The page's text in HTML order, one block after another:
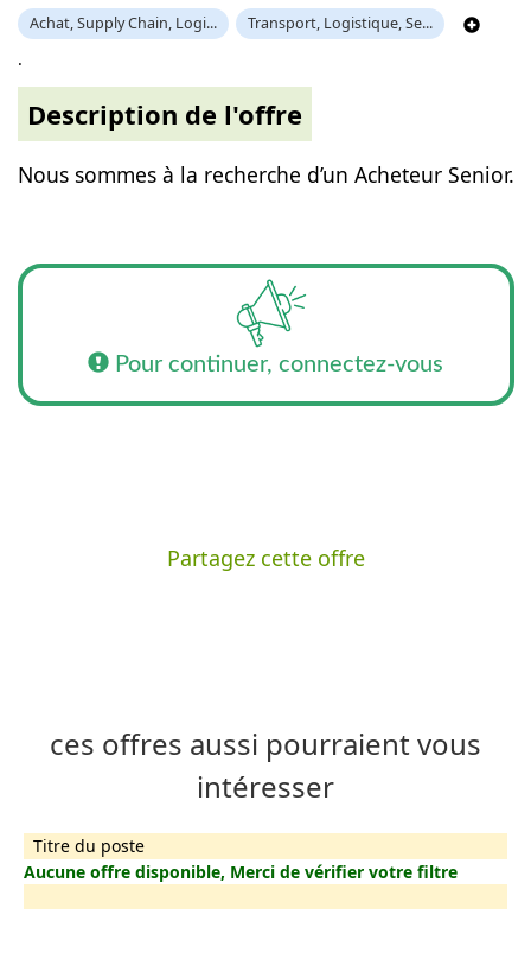
Achat, Supply Chain, Logi... Transport, Logistique, Se...
.
Description de l'offre
Nous sommes à la recherche d’un Acheteur Senior.
Pour continuer, connectez-vous
Partagez cette offre
ces offres aussi pourraient vous
intéresser
Titre du poste
Aucune offre disponible, Merci de vérifier votre filtre